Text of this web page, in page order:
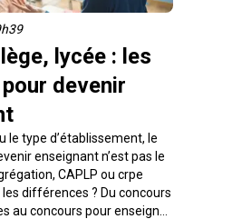
lycée : les
devenir
le type d’établissement, le
enseignant n’est pas le
CAPLP ou crpe
différences ? Du concours
au concours pour enseigner